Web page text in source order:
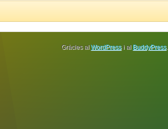
Gràcies al WordPressi al BuddyPress.